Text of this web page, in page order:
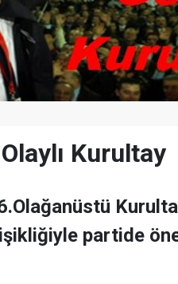
Kurultay
partide